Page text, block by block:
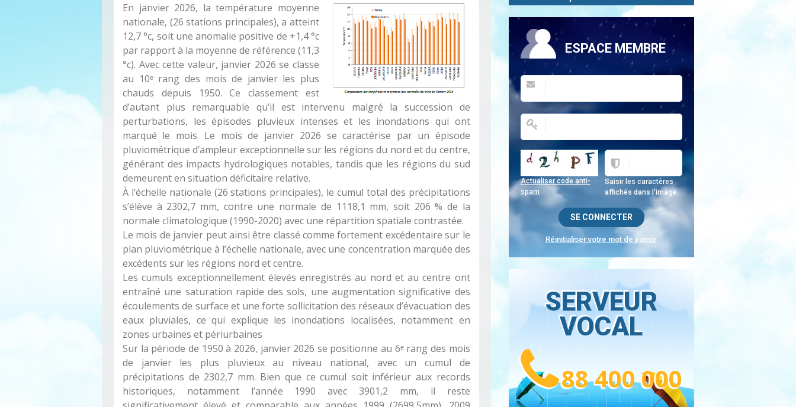
En janvier 2026, la température moyenne
nationale, (26 stations principales), a atteint
12,7 °c, soit une anomalie positive de +1,4 °c
par rapport à la moyenne de référence (11,3
°c). Avec cette valeur, janvier 2026 se classe
au 10ᵉ rang des mois de janvier les plus
chauds depuis 1950. Ce classement est
d’autant plus remarquable qu’il est intervenu malgré la succession de
perturbations, les épisodes pluvieux intenses et les inondations qui ont
marqué le mois. Le mois de janvier 2026 se caractérise par un épisode
pluviométrique d’ampleur exceptionnelle sur les régions du nord et du centre,
générant des impacts hydrologiques notables, tandis que les régions du sud
demeurent en situation déficitaire relative.
À l’échelle nationale (26 stations principales), le cumul total des précipitations
s’élève à 2302,7 mm, contre une normale de 1118,1 mm, soit 206 % de la
normale climatologique (1990-2020) avec une répartition spatiale contrastée.
Le mois de janvier peut ainsi être classé comme fortement excédentaire sur le
plan pluviométrique à l’échelle nationale, avec une concentration marquée des
excédents sur les régions nord et centre.
Les cumuls exceptionnellement élevés enregistrés au nord et au centre ont
entraîné une saturation rapide des sols, une augmentation significative des
écoulements de surface et une forte sollicitation des réseaux d’évacuation des
eaux pluviales, ce qui explique les inondations localisées, notamment en
zones urbaines et périurbaines
Sur la période de 1950 à 2026, janvier 2026 se positionne au 6ᵉ rang des mois
de janvier les plus pluvieux au niveau national, avec un cumul de
précipitations de 2302,7 mm. Bien que ce cumul soit inférieur aux records
historiques, notamment l’année 1990 avec 3901,2 mm, il reste
ESPACE MEMBRE
Saisir les caractères
affichés dans l'image.
Actualiser code anti-
spam
Réinitialiser votre mot de passe
SERVEUR
VOCAL
88 400 000